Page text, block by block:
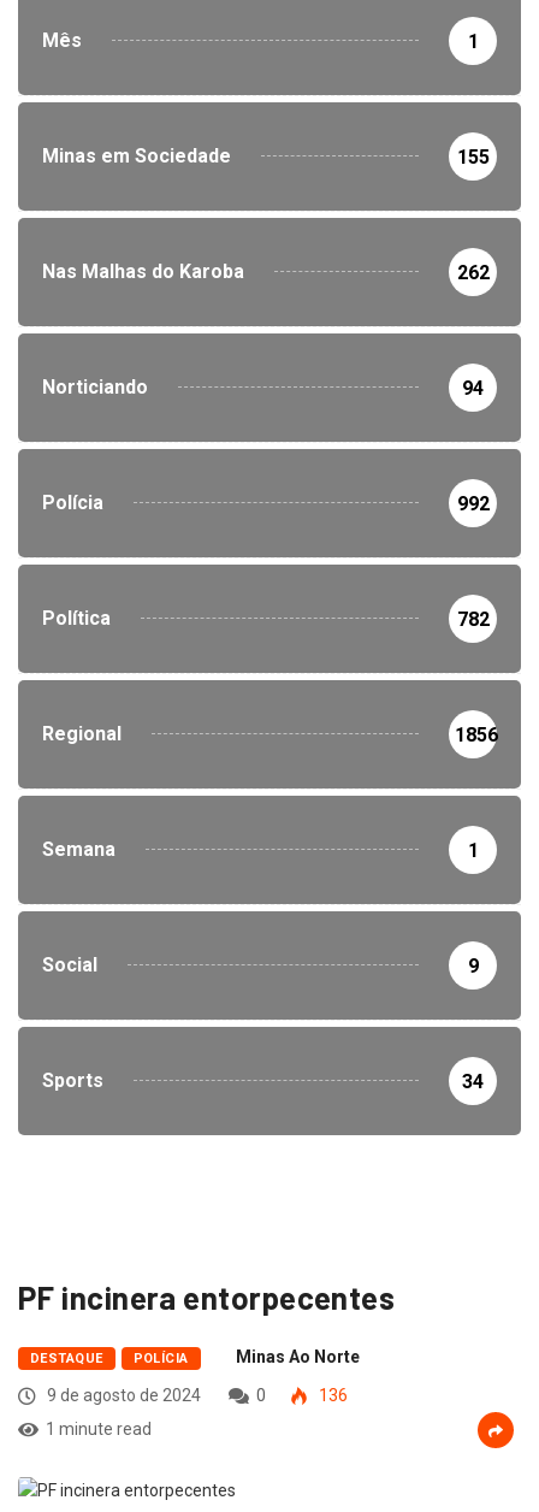
Mês 1
Minas em Sociedade 155
Nas Malhas do Karoba 262
Norticiando 94
Polícia 992
Política 782
Regional 1856
Semana 1
Social 9
Sports 34
PF incinera entorpecentes
DESTAQUE POLÍCIA
Minas Ao Norte
9 de agosto de 2024
0
136
1 minute read